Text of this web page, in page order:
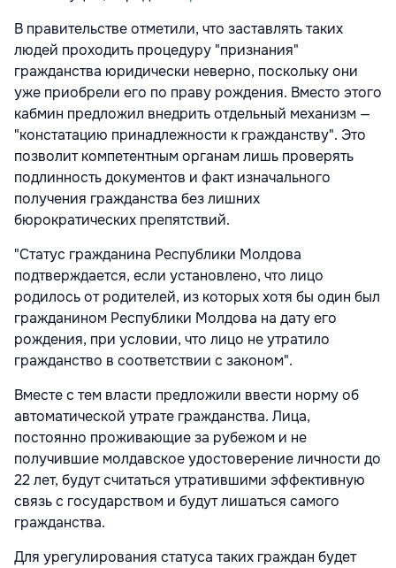
В правительстве отметили, что заставлять таких
людей проходить процедуру "признания"
гражданства юридически неверно, поскольку они
уже приобрели его по праву рождения. Вместо этого
кабмин предложил внедрить отдельный механизм —
"констатацию принадлежности к гражданству". Это
позволит компетентным органам лишь проверять
подлинность документов и факт изначального
получения гражданства без лишних
бюрократических препятствий.
"Статус гражданина Республики Молдова
подтверждается, если установлено, что лицо
родилось от родителей, из которых хотя бы один был
гражданином Республики Молдова на дату его
рождения, при условии, что лицо не утратило
гражданство в соответствии с законом".
Вместе с тем власти предложили ввести норму об
автоматической утрате гражданства. Лица,
постоянно проживающие за рубежом и не
получившие молдавское удостоверение личности до
22 лет, будут считаться утратившими эффективную
связь с государством и будут лишаться самого
гражданства.
Для урегулирования статуса таких граждан будет